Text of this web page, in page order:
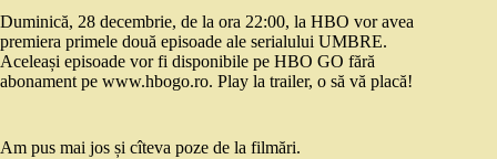
Duminică, 28 decembrie, de la ora 22:00, la HBO vor avea
premiera primele două episoade ale serialului UMBRE.
Aceleași episoade vor fi disponibile pe HBO GO fără
abonament pe www.hbogo.ro. Play la trailer, o să vă placă!
Am pus mai jos și cîteva poze de la filmări.